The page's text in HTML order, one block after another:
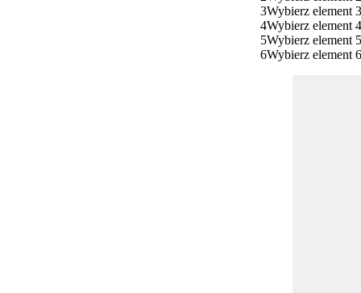
3Wybierz element 3
4Wybierz element 4
5Wybierz element 5
6Wybierz element 6